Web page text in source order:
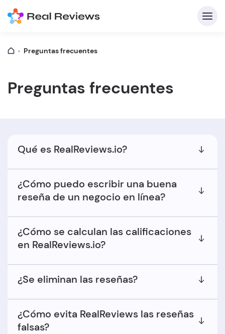
Preguntas frecuentes
Preguntas frecuentes
Qué es RealReviews.io?
¿Cómo puedo escribir una buena
reseña de un negocio en línea?
¿Cómo se calculan las calificaciones
en RealReviews.io?
¿Se eliminan las reseñas?
¿Cómo evita RealReviews las reseñas
falsas?